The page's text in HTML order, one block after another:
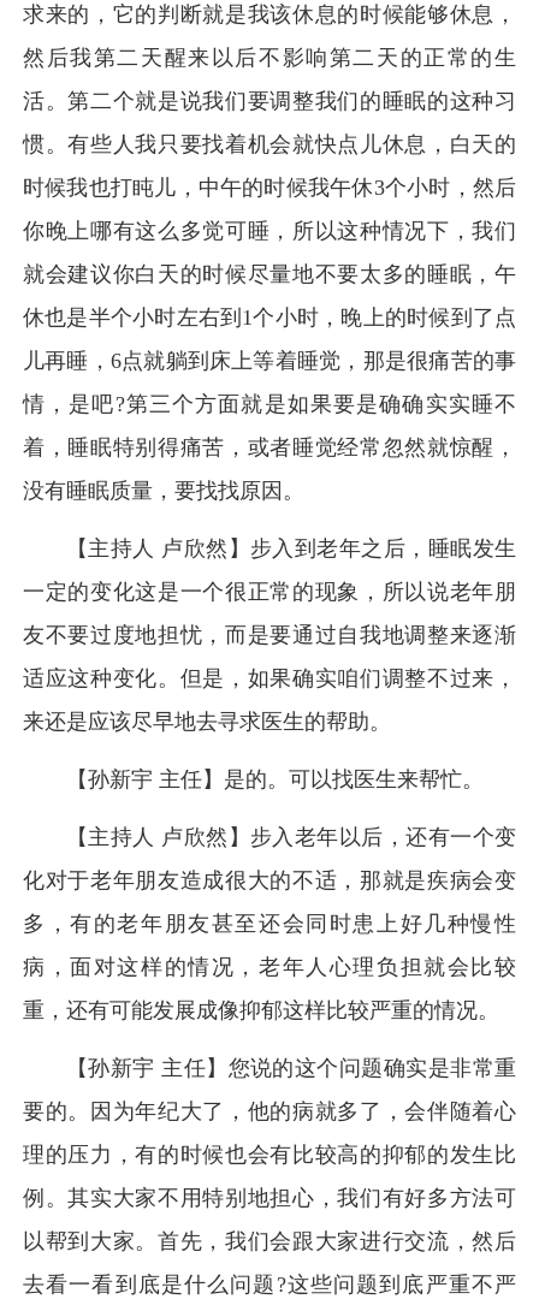
求来的，它的判断就是我该休息的时候能够休息，
然后我第二天醒来以后不影响第二天的正常的生
活。第二个就是说我们要调整我们的睡眠的这种习
惯。有些人我只要找着机会就快点儿休息，白天的
时候我也打盹儿，中午的时候我午休3个小时，然后
你晚上哪有这么多觉可睡，所以这种情况下，我们
就会建议你白天的时候尽量地不要太多的睡眠，午
休也是半个小时左右到1个小时，晚上的时候到了点
儿再睡，6点就躺到床上等着睡觉，那是很痛苦的事
情，是吧?第三个方面就是如果要是确确实实睡不
着，睡眠特别得痛苦，或者睡觉经常忽然就惊醒，
没有睡眠质量，要找找原因。
【主持人 卢欣然】步入到老年之后，睡眠发生
一定的变化这是一个很正常的现象，所以说老年朋
友不要过度地担忧，而是要通过自我地调整来逐渐
适应这种变化。但是，如果确实咱们调整不过来，
来还是应该尽早地去寻求医生的帮助。
【孙新宇 主任】是的。可以找医生来帮忙。
【主持人 卢欣然】步入老年以后，还有一个变
化对于老年朋友造成很大的不适，那就是疾病会变
多，有的老年朋友甚至还会同时患上好几种慢性
病，面对这样的情况，老年人心理负担就会比较
重，还有可能发展成像抑郁这样比较严重的情况。
【孙新宇 主任】您说的这个问题确实是非常重
要的。因为年纪大了，他的病就多了，会伴随着心
理的压力，有的时候也会有比较高的抑郁的发生比
例。其实大家不用特别地担心，我们有好多方法可
以帮到大家。首先，我们会跟大家进行交流，然后
去看一看到底是什么问题?这些问题到底严重不严